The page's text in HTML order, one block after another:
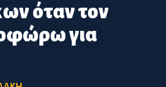
όταν τον
για